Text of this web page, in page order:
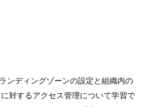
ンディングゾーンの設定と組織内の
対するアクセス管理について学習で